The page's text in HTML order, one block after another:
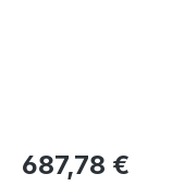
Regulärer Preis:
687,78 €